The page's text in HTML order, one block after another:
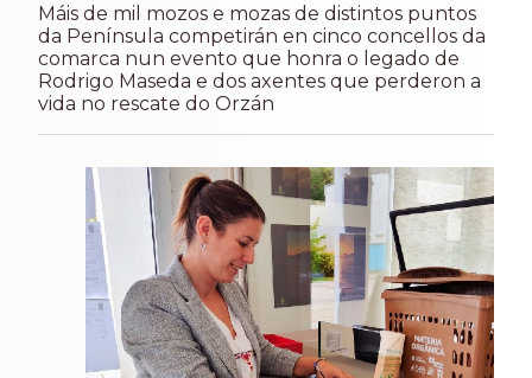
Máis de mil mozos e mozas de distintos puntos
da Península competirán en cinco concellos da
comarca nun evento que honra o legado de
Rodrigo Maseda e dos axentes que perderon a
vida no rescate do Orzán